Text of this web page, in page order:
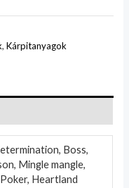
,Kárpitanyagok
Boss,
Mingle mangle,
Heartland